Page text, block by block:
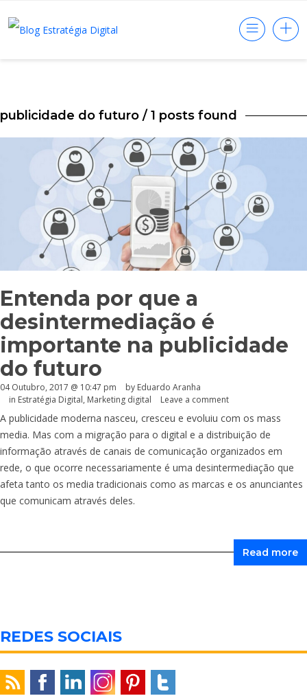
publicidade do futuro / 1 posts found
Entenda por que a
desintermediação é
importante na publicidade
do futuro
04 Outubro, 2017 @ 10:47 pm by Eduardo Aranha
in Estratégia Digital, Marketing digital Leave a comment
A publicidade moderna nasceu, cresceu e evoluiu com os mass
media. Mas com a migração para o digital e a distribuição de
informação através de canais de comunicação organizados em
rede, o que ocorre necessariamente é uma desintermediação que
afeta tanto os media tradicionais como as marcas e os anunciantes
que comunicam através deles.
Read more
REDES SOCIAIS